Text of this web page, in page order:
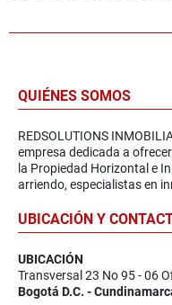
QUIÉNES SOMOS
REDSOLUTIONS
empresa dedicada a
la Propiedad Horizontal e
arriendo, especialistas en
UBICACIÓN Y
UBICACIÓN
Transversal 23 No 95 - 06
Bogotá D.C. -